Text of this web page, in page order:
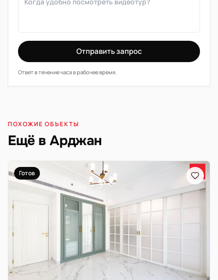
Отправить запрос
Ответ в течение часа в рабочее время.
ПОХОЖИЕ ОБЪЕКТЫ
Ещё в Арджан
Готов